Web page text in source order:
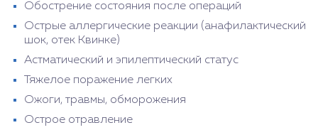
Обострение состояния после операций
Острые аллергические реакции (анафилактический
шок, отек Квинке)
Астматический и эпилептический статус
Тяжелое поражение легких
Ожоги, травмы, обморожения
Острое отравление